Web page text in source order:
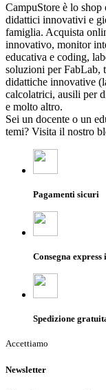
CampuStore è lo
didattici innovativi e
famiglia. Acquista
innovativo, monitor
educativa e coding,
soluzioni per
didattiche innovative
calcolatrici, ausili per
e molto altro.
Sei un docente o un
temi? Visita il nostro
Pagamenti sicuri
Consegna express
Spedizione
Accettiamo
Newsletter